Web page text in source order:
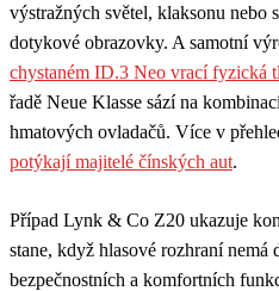
výstražných světel, klaksonu nebo
dotykové obrazovky. A samotní
chystaném ID.3 Neo vrací fyzická
řadě Neue Klasse sází na
hmatových ovladačů. Více v
potýkají majitelé čínských aut.
Případ Lynk & Co Z20 ukazuje
stane, když hlasové rozhraní
bezpečnostních a komfortních